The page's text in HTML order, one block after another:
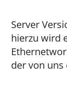
Server
hierzu wird
der von